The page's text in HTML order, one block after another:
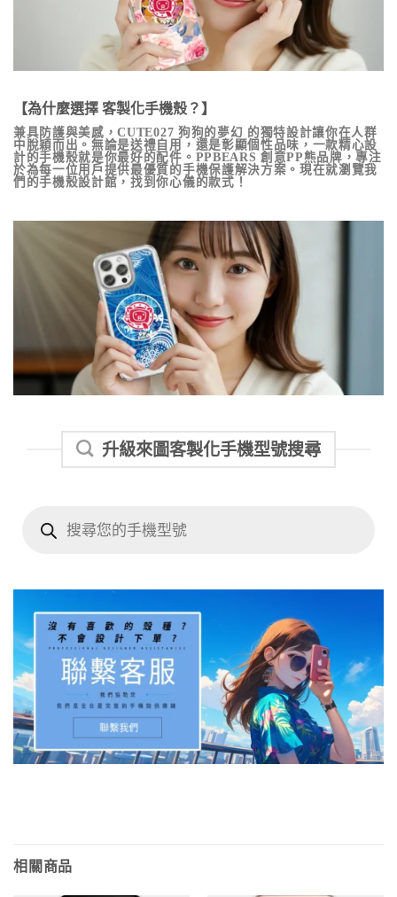
【為什麼選擇 客製化手機殼？】
兼具防護與美感，CUTE027 狗狗的夢幻 的獨特設計讓你在人群
中脫穎而出。無論是送禮自用，還是彰顯個性品味，一款精心設
計的手機殼就是你最好的配件。PPBEARS 創意PP熊品牌，專注
於為每一位用戶提供最優質的手機保護解決方案。現在就瀏覽我
們的手機殼設計館，找到你心儀的款式！
升級來圖客製化手機型號搜尋
search
相關商品